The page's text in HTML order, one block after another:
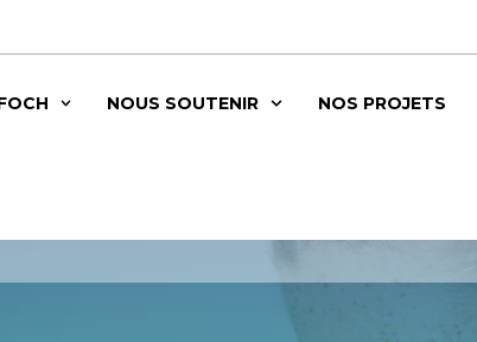
NOUS SOUTENIR NOS PROJETS